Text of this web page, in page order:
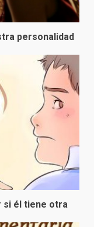
personalidad
si él tiene otra